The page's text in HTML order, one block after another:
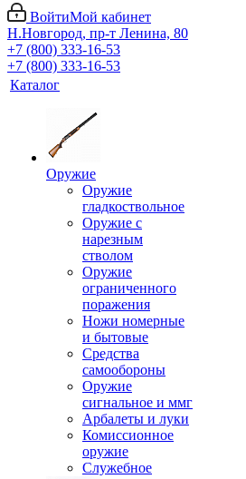
ВойтиМой кабинет
Н.Новгород, пр-т Ленина, 80
+7 (800) 333-16-53
+7 (800) 333-16-53
Каталог
Оружие
Оружие
гладкоствольное
Оружие с
нарезным
стволом
Оружие
ограниченного
поражения
Ножи номерные
и бытовые
Средства
самообороны
Оружие
сигнальное и ммг
Арбалеты и луки
Комиссионное
оружие
Служебное